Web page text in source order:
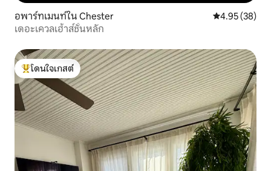
อพาร์ทเมนท์ใน Chester คะแนนเฉลี่ย
4.95 (38)
เดอะเควลเฮ้าส์ชั้นหลัก
โดนใจเกสต์ที่สุด
โดนใจเกสต์